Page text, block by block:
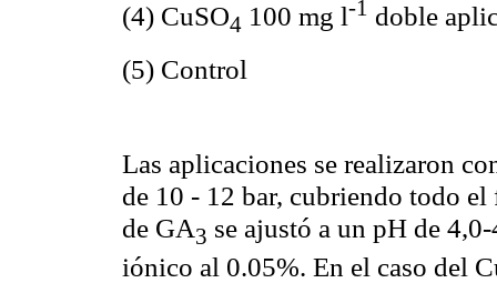
(4) CuSO4 100 mg l-1 doble
(5) Control
Las aplicaciones se realizaron
de 10 - 12 bar, cubriendo todo
de GA3 se ajustó a un pH de
iónico al 0.05%. En el caso del